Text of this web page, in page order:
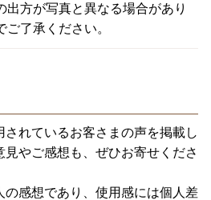
出方が写真と異なる場合があり
ご了承ください。
れているお客さまの声を掲載し
やご感想も、ぜひお寄せくださ
の感想であり、使用感には個人差